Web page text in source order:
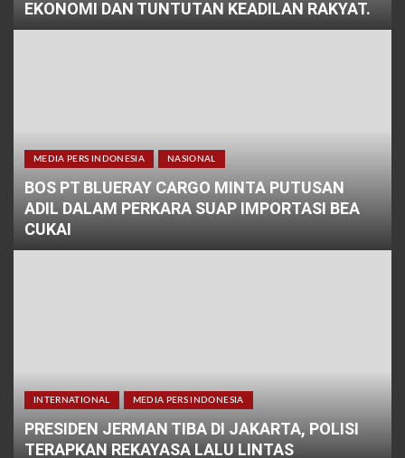
EKONOMI DAN TUNTUTAN KEADILAN RAKYAT.
MEDIA PERS INDONESIA NASIONAL
BOS PT BLUERAY CARGO MINTA PUTUSAN
ADIL DALAM PERKARA SUAP IMPORTASI BEA
CUKAI
INTERNATIONAL MEDIA PERS INDONESIA
PRESIDEN JERMAN TIBA DI JAKARTA, POLISI
TERAPKAN REKAYASA LALU LINTAS